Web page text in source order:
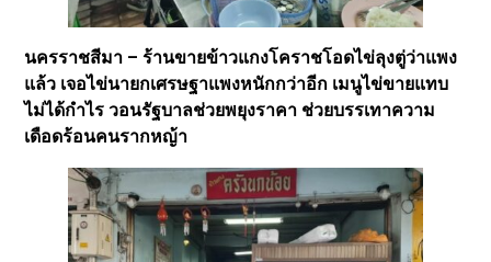
นครราชสีมา – ร้านขายข้าวแกงโคราชโอดไข่ลุงตู่ว่าแพง
แล้ว เจอไข่นายกเศรษฐาแพงหนักกว่าอีก เมนูไข่ขายแทบ
ไม่ได้กำไร วอนรัฐบาลช่วยพยุงราคา ช่วยบรรเทาความ
เดือดร้อนคนรากหญ้า